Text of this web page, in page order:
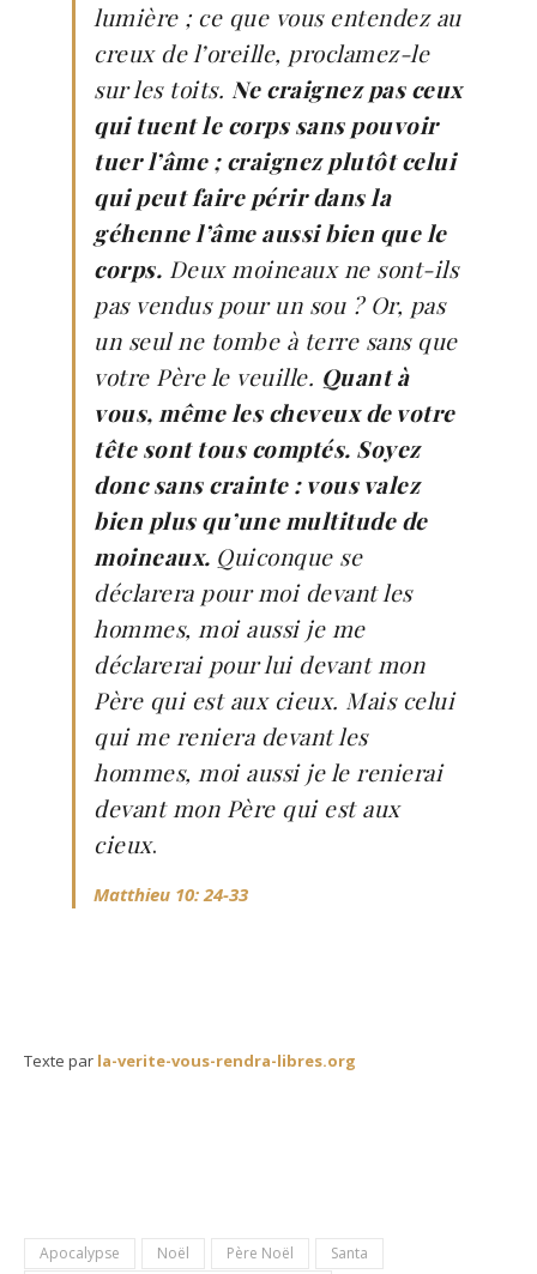
lumière ; ce que vous entendez au
creux de l’oreille, proclamez-le
sur les toits. Ne craignez pas ceux
qui tuent le corps sans pouvoir
tuer l’âme ; craignez plutôt celui
qui peut faire périr dans la
géhenne l’âme aussi bien que le
corps. Deux moineaux ne sont-ils
pas vendus pour un sou ? Or, pas
un seul ne tombe à terre sans que
votre Père le veuille. Quant à
vous, même les cheveux de votre
tête sont tous comptés. Soyez
donc sans crainte : vous valez
bien plus qu’une multitude de
moineaux. Quiconque se
déclarera pour moi devant les
hommes, moi aussi je me
déclarerai pour lui devant mon
Père qui est aux cieux. Mais celui
qui me reniera devant les
hommes, moi aussi je le renierai
devant mon Père qui est aux
cieux.
Matthieu 10: 24-33
Texte par la-verite-vous-rendra-libres.org
Apocalypse Noël Père Noël Santa